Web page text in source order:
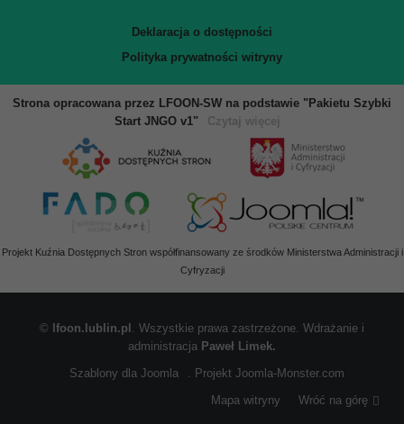
Deklaracja o dostępności
Polityka prywatności witryny
Strona opracowana przez LFOON-SW na podstawie "Pakietu Szybki
Start JNGO v1"
Czytaj więcej
Projekt Kuźnia Dostępnych Stron współfinansowany ze środków Ministerstwa Administracji i
Cyfryzacji
© lfoon.lublin.pl . Wszystkie prawa zastrzeżone. Wdrażanie i
administracja Paweł Limek.
Szablony dla Joomla
. Projekt Joomla-Monster.com
Mapa witryny
Wróć na górę